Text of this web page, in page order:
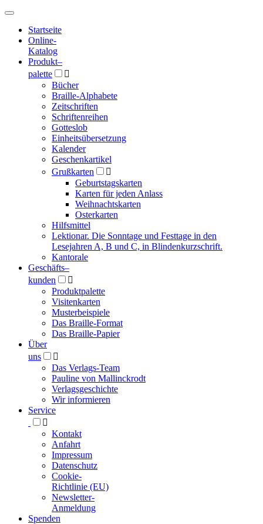
Hauptmenü
Hauptmenü
Startseite
Online-
Katalog
Produkt–
palette

Bücher
Braille-Alphabete
Zeitschriften
Schriftenreihen
Gotteslob
Einheitsübersetzung
Kalender
Geschenkartikel
Grußkarten

Geburtstagskarten
Karten für jeden Anlass
Weihnachtskarten
Osterkarten
Hilfsmittel
Lektionar. Die Sonntage und Festtage in den
Lesejahren A, B und C, in Blindenkurzschrift.
Kantorale
Geschäfts­–
kunden

Produktpalette
Visitenkarten
Musterbeispiele
Das Braille-Format
Das Braille-Papier
Über
uns

Das Verlags-Team
Pauline von Mallinckrodt
Verlagsgeschichte
Wir informieren
Service

Kontakt
Anfahrt
Impressum
Datenschutz
Cookie-
Richtlinie (EU)
Newsletter-
Anmeldung
Spenden